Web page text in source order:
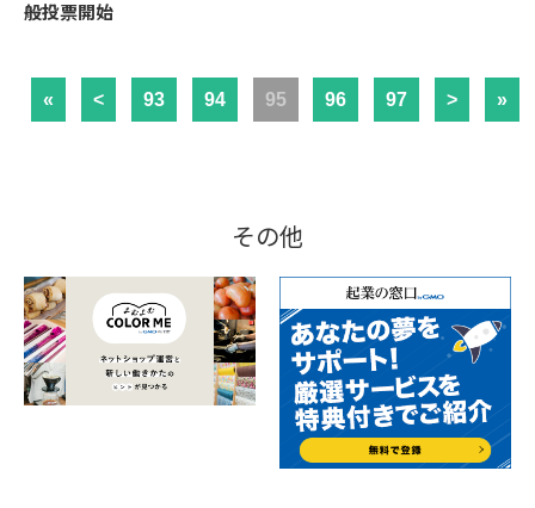
般投票開始
« < 93 94 95 96 97 > »
その他